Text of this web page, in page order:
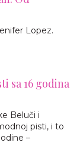
Lopez.
sa 16 godina
Beluči i
pisti, i to
–